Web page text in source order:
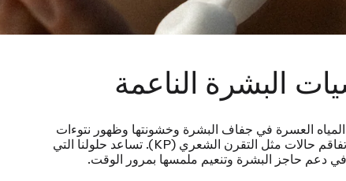
البشرة الناعمة
العسرة في جفاف البشرة وخشونتها وظهور نتوءات
عليها، كما أنها تؤدي إلى تفاقم حالات مثل التقرن الشعري (KP). تساعد حلولنا التي
في دعم حاجز البشرة وتنعيم ملمسها بمرور الوقت.